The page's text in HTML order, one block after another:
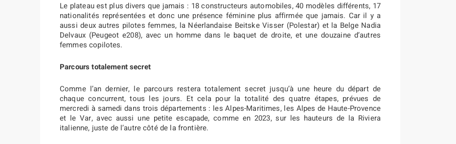
Le plateau est plus divers que jamais : 18 constructeurs automobiles, 40 modèles différents, 17
nationalités représentées et donc une présence féminine plus affirmée que jamais. Car il y a
aussi deux autres pilotes femmes, la Néerlandaise Beitske Visser (Polestar) et la Belge Nadia
Delvaux (Peugeot e208), avec un homme dans le baquet de droite, et une douzaine d’autres
femmes copilotes.
Parcours totalement secret
Comme l’an dernier, le parcours restera totalement secret jusqu’à une heure du départ de
chaque concurrent, tous les jours. Et cela pour la totalité des quatre étapes, prévues de
mercredi à samedi dans trois départements : les Alpes-Maritimes, les Alpes de Haute-Provence
et le Var, avec aussi une petite escapade, comme en 2023, sur les hauteurs de la Riviera
italienne, juste de l’autre côté de la frontière.